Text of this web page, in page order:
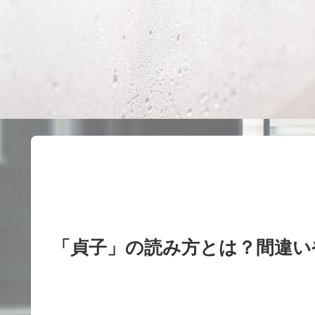
「貞子」の読み方とは？間違